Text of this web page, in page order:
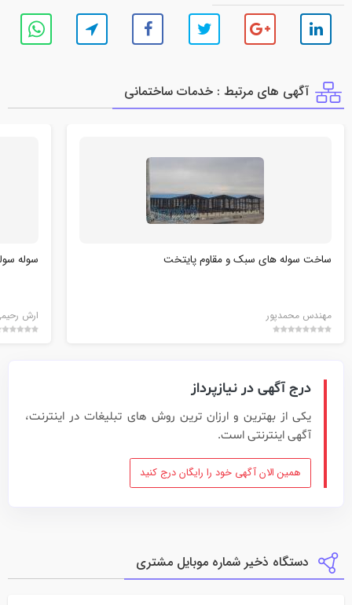
آگهی های مرتبط : خدمات ساختماني
ساخت سوله های سبک و مقاوم پایتخت
مهندس محمدپور
سوله
ارش
درج آگهی در نیازپرداز
یکی از بهترین و ارزان ترین روش های تبلیغات در اینترنت،
آگهی اینترنتی است.
همین الان آگهی خود را رایگان درج کنید
دستگاه ذخیر شماره موبایل مشتری